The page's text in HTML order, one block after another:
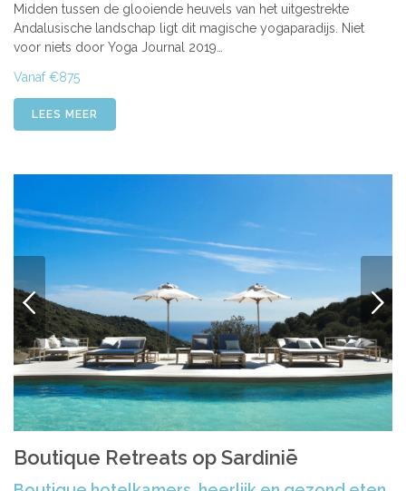
Midden tussen de glooiende heuvels van het uitgestrekte
Andalusische landschap ligt dit magische yogaparadijs. Niet
voor niets door Yoga Journal 2019…
Vanaf €875
LEES MEER
VORIGE
Boutique Retreats op Sardiniē